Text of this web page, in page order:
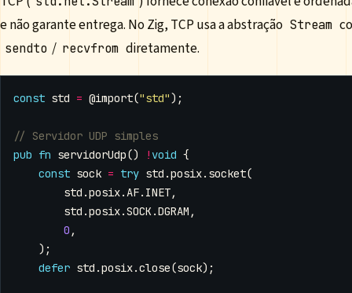
e não garante entrega. No Zig, TCP usa a abstração Stream
sendto / recvfrom diretamente.
const std = @import("std" );
pub fn servidorUdp() ! void {
const sock = try std .posix. socket(
std .posix.AF. INET,
std .posix.SOCK.DGRAM ,
0 ,
);
defer std .posix.close(sock);